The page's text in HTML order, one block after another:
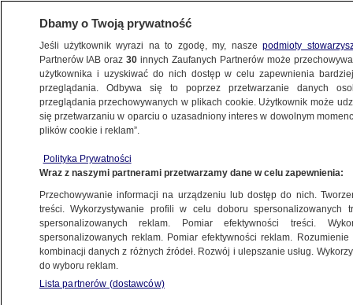
BIZNES
Z KRAJU
Sejm nie zajmie się ustawą frankową
1.04.2019, 22:04
Udostępnij
Dbamy o Twoją prywatność
Jeśli użytkownik wyrazi na to zgodę, my, naszepodmioty
Partnerów IAB oraz30 innych Zaufanych Partnerów może
użytkownika i uzyskiwać do nich dostęp w celu zapewnienia
przeglądania. Odbywa się to poprzez przetwarzanie danych
przeglądania przechowywanych w plikach cookie. Użytkownik może
się przetwarzaniu w oparciu o uzasadniony interes w dowolnym
plików cookie i reklam”.
Polityka Prywatności
Wraz z naszymi partnerami przetwarzamy dane w celu zapewnienia:
Przechowywanie informacji na urządzeniu lub dostęp do nich.
treści. Wykorzystywanie profili w celu doboru spersonalizowanych
spersonalizowanych reklam. Pomiar efektywności treści.
spersonalizowanych reklam. Pomiar efektywności reklam.
kombinacji danych z różnych źródeł. Rozwój i ulepszanie usług.
do wyboru reklam.
Lista partnerów (dostawców)